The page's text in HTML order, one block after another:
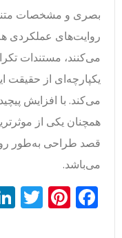
بصری و مشخصات متنی
روایت‌های عملکردی
می‌کنند، مستندات
یکپارچه‌ای از حقیقت
می‌کند. با افزایش
همچنان یکی از
قصد طراحی به‌طور
می‌باشد.